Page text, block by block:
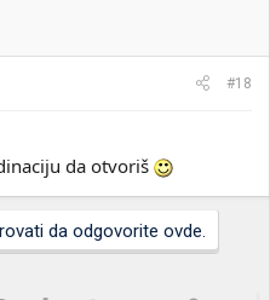
#18
da otvoriš
da odgovorite ovde.